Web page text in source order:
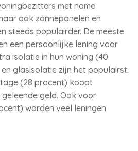
met name
ook zonnepanelen en
steeds populairder. De meeste
een persoonlijke lening voor
isolatie in hun woning (40
glasisolatie zijn het populairst.
(28 procent) koopt
geld. Ook voor
worden veel leningen